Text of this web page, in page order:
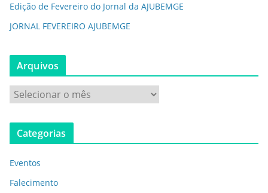
Edição de Fevereiro do Jornal da AJUBEMGE
JORNAL FEVEREIRO AJUBEMGE
Arquivos
Categorias
Eventos
Falecimento